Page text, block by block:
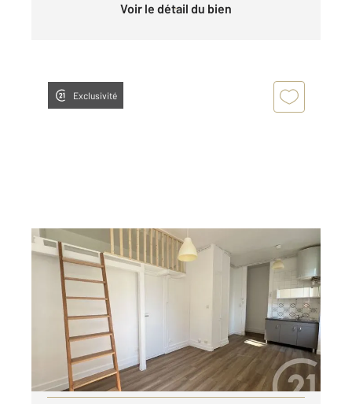
Voir le détail du bien
Exclusivité
GRENOBLE 38
24,94 m2, 1 pièce
Ref : 7339
Appartement Studio à louer
553 €
par mois charges comprises
Visiter le site dédié